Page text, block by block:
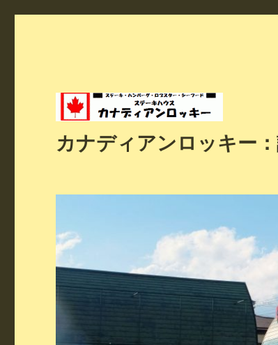
カナディアンロッキー